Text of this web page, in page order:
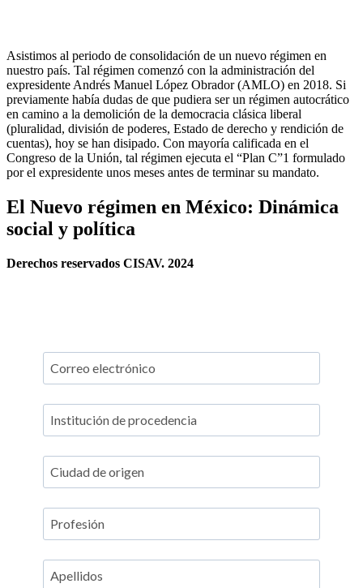
Asistimos al periodo de consolidación de un nuevo régimen en
nuestro país. Tal régimen comenzó con la administración del
expresidente Andrés Manuel López Obrador (AMLO) en 2018. Si
previamente había dudas de que pudiera ser un régimen autocrático
en camino a la demolición de la democracia clásica liberal
(pluralidad, división de poderes, Estado de derecho y rendición de
cuentas), hoy se han disipado. Con mayoría calificada en el
Congreso de la Unión, tal régimen ejecuta el “Plan C”1 formulado
por el expresidente unos meses antes de terminar su mandato.
El Nuevo régimen en México: Dinámica
social y política
Derechos reservados CISAV. 2024